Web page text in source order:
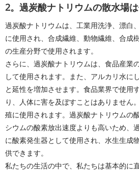
2。過炭酸ナトリウムの散水場
過炭酸ナトリウムは、工業用洗浄、漂白
に使用され、合成繊維、動物繊維、合成
の生産分野で使用されます。
さらに、過炭酸ナトリウムは、食品産業
して使用されます。また、アルカリ水に
と延性を増加させます。食品業界で使用
り、人体に害を及ぼすことはありません
殖に使用されます。過炭酸ナトリウムの
シウムの酸素放出速度よりも高いため、
に酸素発生器として使用され、水生生成
供できます。
私たちの生活の中で、私たちは基本的に